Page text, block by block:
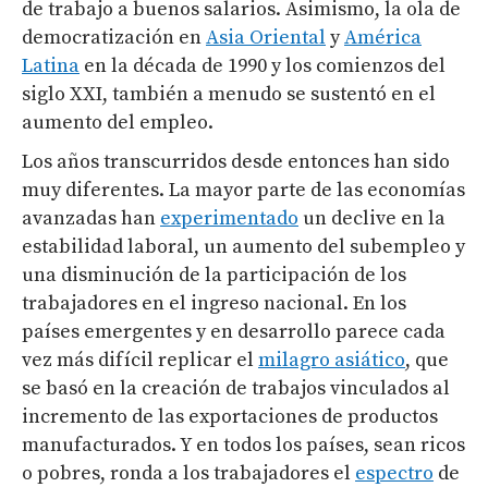
de trabajo a buenos salarios. Asimismo, la ola de
democratización enAsia Oriental yAmérica
Latina en la década de 1990 y los comienzos del
siglo XXI, también a menudo se sustentó en el
aumento del empleo.
Los años transcurridos desde entonces han sido
muy diferentes. La mayor parte de las economías
avanzadas han experimentado un declive en la
estabilidad laboral, un aumento del subempleo y
una disminución de la participación de los
trabajadores en el ingreso nacional. En los
países emergentes y en desarrollo parece cada
vez más difícil replicar el milagro asiático, que
se basó en la creación de trabajos vinculados al
incremento de las exportaciones de productos
manufacturados. Y en todos los países, sean ricos
o pobres, ronda a los trabajadores el espectro de